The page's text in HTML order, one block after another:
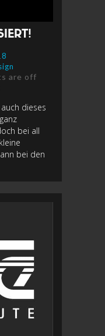
are off
dieses
bei all
bei den